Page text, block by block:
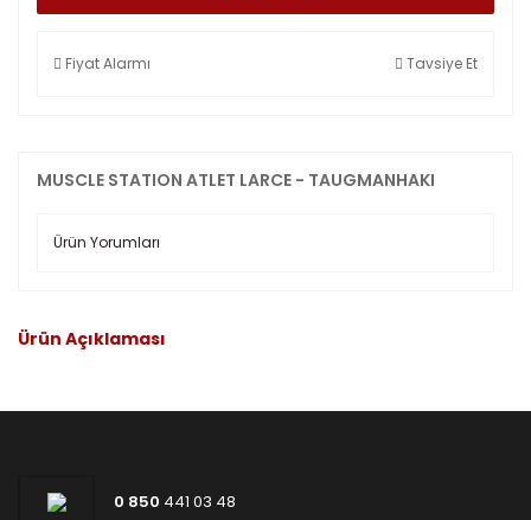
MUSCLE STATION ATLET LARCE - TAUGMANHAKI
Ürün Yorumları
Fiyat Alarmı Tavsiye Et
Ürün Açıklaması
0 850 441 03 48